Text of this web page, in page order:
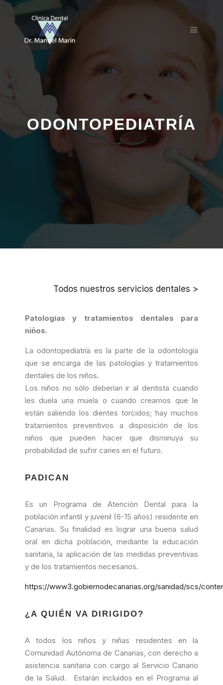
ODONTOPEDIATRÍA
Todos nuestros servicios dentales >
Patologías y tratamientos dentales para
niños.
La odontopediatría es la parte de la odontología
que se encarga de las patologías y tratamientos
dentales de los niños.
Los niños no sólo deberían ir al dentista cuando
les duela una muela o cuando creamos que le
están saliendo los dientes torcidos; hay muchos
tratamientos preventivos a disposición de los
niños que pueden hacer que disminuya su
probabilidad de sufrir caries en el futuro.
PADICAN
Es un Programa de Atención Dental para la
población infantil y juvenil (6-15 años) residente en
Canarias. Su finalidad es lograr una buena salud
oral en dicha población, mediante la educación
sanitaria, la aplicación de las medidas preventivas
y de los tratamientos necesarios.
https://www3.gobiernodecanarias.org/sanidad/scs/
¿A QUIÉN VA DIRIGIDO?
A todos los niños y niñas residentes en la
Comunidad Autónoma de Canarias, con derecho a
asistencia sanitaria con cargo al Servicio Canario
de la Salud. Estarán incluidos en el Programa al